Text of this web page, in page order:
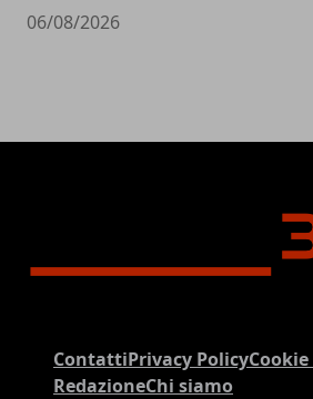
06/08/2026
ContattiPrivacy Policy
RedazioneChi siamo